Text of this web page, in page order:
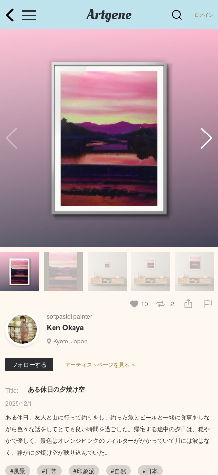
Artgene ログイン
10 2
softpastel painter
Ken Okaya
Kyoto, Japan
フォローする アーティストページを見る ＞
Title: ある休日の夕焼け空
2025/12/1
ある休日、友人と山に行って釣りをし、釣った魚とビールと一緒に食事をしな
がら色々な話をしてとても良い時間を過ごした。帰宅する途中の夕日は、穏や
かで優しく、景色はオレンジピンクのフィルターがかかっていて川には波はな
く、静かに夕焼け空が映り込んでいた。
#風景 #日常 #印象派 #自然
#日本